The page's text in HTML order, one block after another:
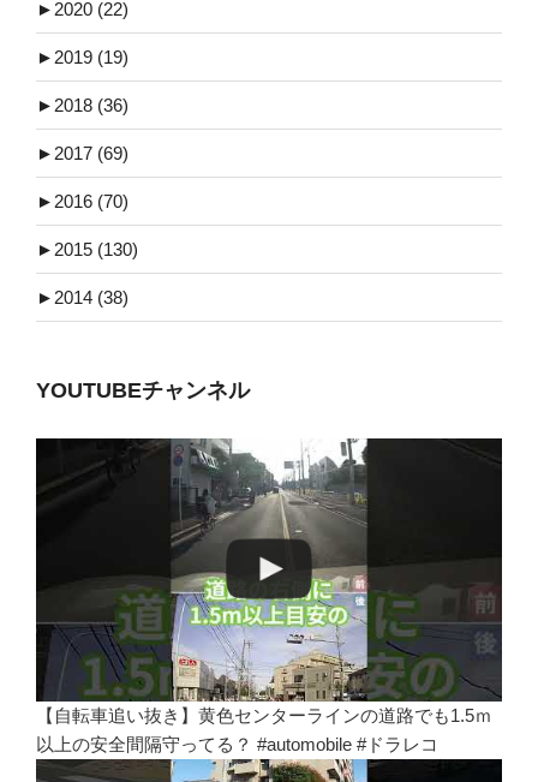
► 2020 (22)
► 2019 (19)
► 2018 (36)
► 2017 (69)
► 2016 (70)
► 2015 (130)
► 2014 (38)
YOUTUBEチャンネル
【自転車追い抜き】黄色センターラインの道路でも1.5ｍ
以上の安全間隔守ってる？ #automobile #ドラレコ